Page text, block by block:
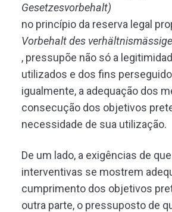
Gesetzesvorbehalt)
no princípio da reserva legal
Vorbehalt des
, pressupõe não só a
utilizados e dos fins
igualmente, a adequação dos
consecução dos objetivos
necessidade de sua utilização.
De um lado, a exigências de
interventivas se mostrem
cumprimento dos objetivos
outra parte, o pressuposto de